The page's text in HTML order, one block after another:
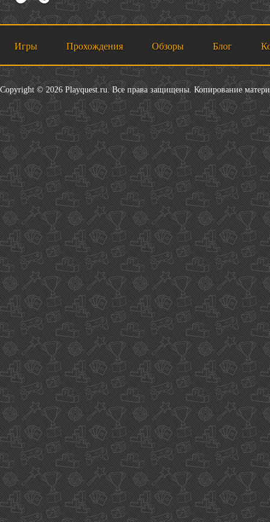
Игры Прохождения Обзоры Блог
Copyright © 2026 Playquest.ru. Все права защищены. Копирование